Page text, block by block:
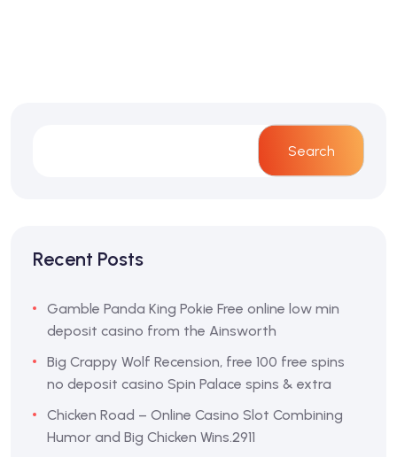
Search
Recent Posts
Gamble Panda King Pokie Free online low min
deposit casino from the Ainsworth
Big Crappy Wolf Recension, free 100 free spins
no deposit casino Spin Palace spins & extra
Chicken Road – Online Casino Slot Combining
Humor and Big Chicken Wins.2911